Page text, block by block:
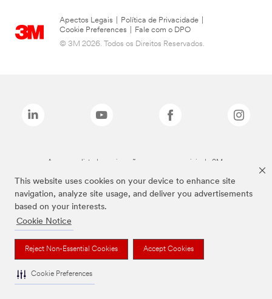
This website uses cookies on your device to enhance site
navigation, analyze site usage, and deliver you advertisements
based on your interests.
Cookie Notice
Reject Non-Essential Cookies Accept Cookies
Cookie Preferences
Apectos Legais Política de Privacidade
Cookie Preferences
Fale com o DPO
© 3M 2026. Todos os Direitos Reservados.
As marcas listadas a cima são marcas comerciais da 3M.